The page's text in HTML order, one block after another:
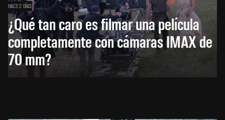
HACE 2 DÍAS
¿Qué tan caro es filmar una película
completamente con cámaras IMAX de
70 mm?